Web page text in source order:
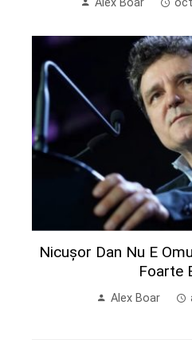
Alex Boar
Nicușor Dan Nu E
Foarte
Alex Boar